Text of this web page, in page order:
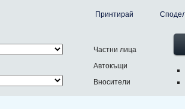
Принтирай
Частни лица
Автокъщи
Вносители